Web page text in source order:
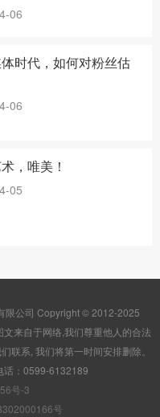
06
时代，如何对粉丝估
06
，唯美！
05
限公司 Copyright © 2012-2025
来自于网络,我们尊重他人的合法
联系, 我们将第一时间安排删除。
话：0599-6132189
号-3
号